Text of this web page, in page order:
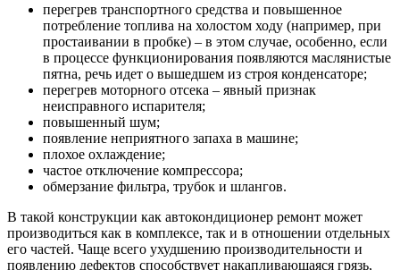
перегрев транспортного средства и повышенное
потребление топлива на холостом ходу (например, при
простаивании в пробке) – в этом случае, особенно, если
в процессе функционирования появляются маслянистые
пятна, речь идет о вышедшем из строя конденсаторе;
перегрев моторного отсека – явный признак
неисправного испарителя;
повышенный шум;
появление неприятного запаха в машине;
плохое охлаждение;
частое отключение компрессора;
обмерзание фильтра, трубок и шлангов.
В такой конструкции как автокондиционер ремонт может
производиться как в комплексе, так и в отношении отдельных
его частей. Чаще всего ухудшению производительности и
появлению дефектов способствует накапливающаяся грязь,